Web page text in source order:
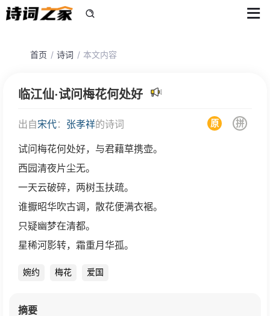
首页 诗词 本文内容
临江仙·试问梅花何处好
出自宋代： 张孝祥的诗词 拼
原
试问梅花何处好，与君藉草携壶。
西园清夜片尘无。
一天云破碎，两树玉扶疏。
谁擫昭华吹古调，散花便满衣裾。
只疑幽梦在清都。
星稀河影转，霜重月华孤。
婉约 梅花 爱国
摘要